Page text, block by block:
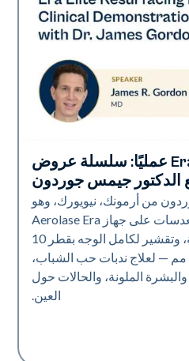
تقشير Era Elite عمليًا: سلسلة عروض
الدكتور جيمس جوردون
من أرمونك، نيويورك، وهو
يستعرض أربعة تكوينات للعدسات على جهاز Aerolase Era
Elite — تقنية كسرية هجينة، وتقشير لكامل الوجه بقطر 10
مم، وتقشير دقيق بقطر 6 مم — لعلاج ندبات حب الشباب،
الملونة، والحالات حول
العين.